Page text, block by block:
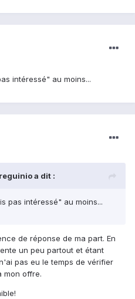
intéressé" au moins...
a dit :
pas intéressé" au moins...
de réponse de ma part. En
un peu partout et étant
pas eu le temps de vérifier
mon offre.